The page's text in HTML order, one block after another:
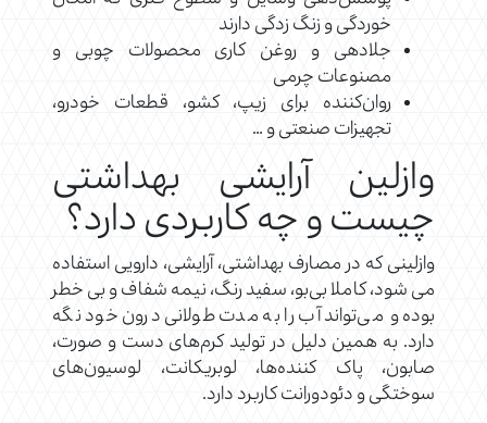
خوردگی و زنگ زدگی دارند
جلا‌دهی و روغن کاری محصولات چوبی و
مصنوعات چرمی
روان‌کننده برای زیپ، کشو، قطعات خودرو،
تجهیزات صنعتی و …
وازلین آرایشی بهداشتی
چیست و چه کاربردی دارد؟
وازلینی که در مصارف بهداشتی، آرایشی، دارویی استفاده
می شود، کاملا بی‌بو، سفید رنگ، نیمه شفاف و بی خطر
بوده و می‌تواند آب را به مدت طولانی درون خود نگه
دارد. به همین دلیل در تولید کرم‌های دست و صورت،
صابون، پاک کننده‌ها، لوبریکانت، لوسیون‌های
سوختگی و دئودورانت کاربرد دارد.